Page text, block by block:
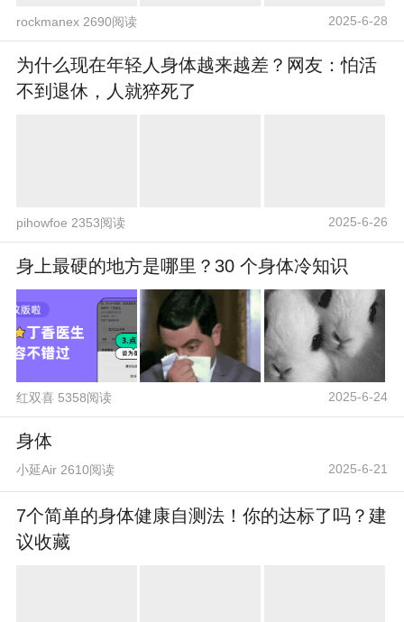
rockmanex 2690阅读 2025-6-28
为什么现在年轻人身体越来越差？网友：怕活
不到退休，人就猝死了
pihowfoe 2353阅读 2025-6-26
身上最硬的地方是哪里？30 个身体冷知识
红双喜 5358阅读 2025-6-24
身体
小延Air 2610阅读 2025-6-21
7个简单的身体健康自测法！你的达标了吗？建
议收藏